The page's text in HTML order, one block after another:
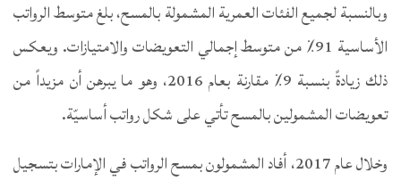
وبالنسبة لجميع الفئات العمرية المشمولة بالمسح، بلغ متوسط الرواتب
الأساسية 91٪ من متوسط إجمالي التعويضات والامتيازات. ويعكس
ذلك زيادةً بنسبة 9٪ مقارنة بعام 2016، وهو ما يبرهن أن مزيداً من
تعويضات المشمولين بالمسح تأتي على شكل رواتب أساسيّة.
وخلال عام 2017، أفاد المشمولون بمسح الرواتب في الإمارات بتسجيل